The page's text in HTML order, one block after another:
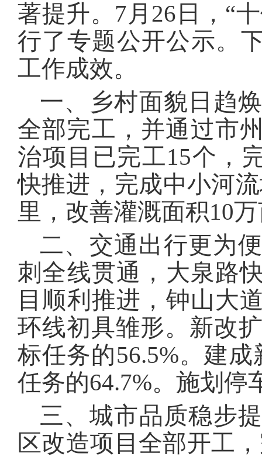
著提升。7月26日，“
行了专题公开公示。
工作成效。
一、乡村面貌日趋
全部完工，并通过市
治项目已完工15个，
快推进，完成中小河
里，改善灌溉面积10
二、交通出行更为
刺全线贯通，大泉路
目顺利推进，钟山大
环线初具雏形。新改
标任务的56.5%。建
任务的64.7%。施划停
三、城市品质稳步
区改造项目全部开工